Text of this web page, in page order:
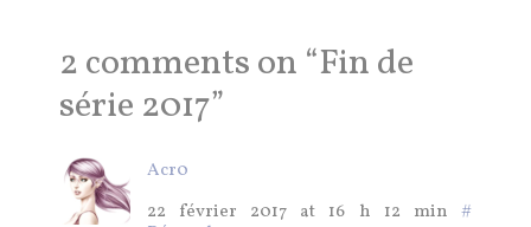
2 comments on “Fin de
série 2017”
Acr0
22 février 2017 at 16 h 12 min #